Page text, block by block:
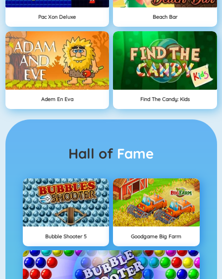
Pac Xon Deluxe Beach Bar
Adem En Eva Find The Candy: Kids
Hall of Fame
Bubble Shooter 5 Goodgame Big Farm